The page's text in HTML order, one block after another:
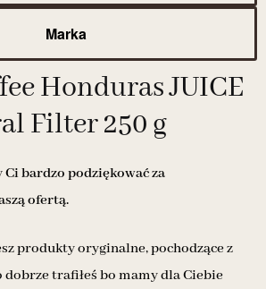
Marka
Honduras JUICE
Filter 250 g
Ci bardzo podziękować za
ofertą.
produkty oryginalne, pochodzące z
dobrze trafiłeś bo mamy dla Ciebie